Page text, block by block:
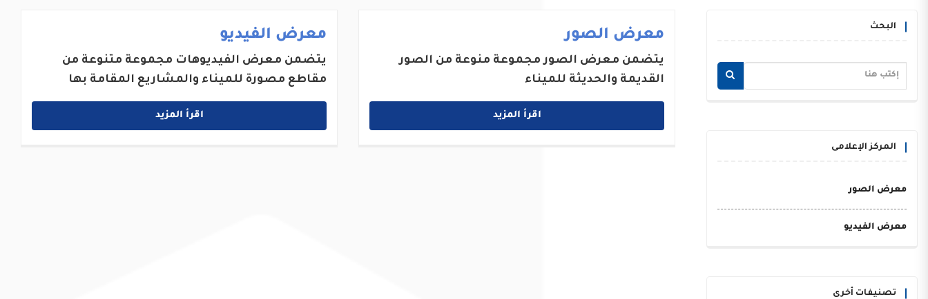
البحث
المركز الإعلامى
معرض الصور
معرض الفيديو
تصنيفات أخرى
معرض الصور
يتضمن معرض الصور مجموعة منوعة من الصور
القديمة والحديثة للميناء
اقرأ المزيد
معرض الفيديو
يتضمن معرض الفيديوهات مجموعة متنوعة من
مقاطع مصورة للميناء والمشاريع المقامة بها
اقرأ المزيد